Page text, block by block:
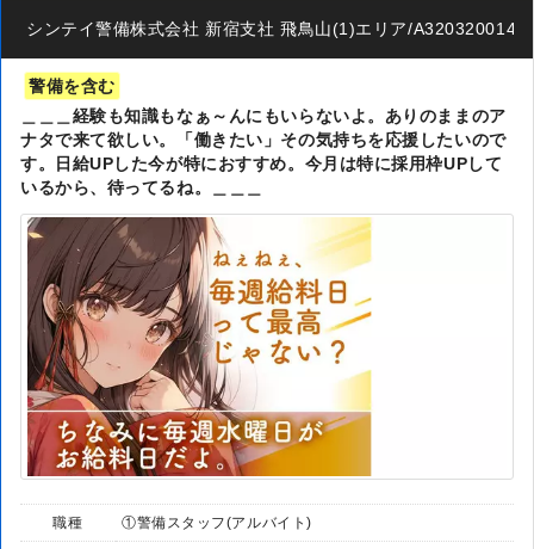
シンテイ警備株式会社 新宿支社 飛鳥山(1)エリア/A3203200140
警備を含む
＿＿＿経験も知識もなぁ～んにもいらないよ。ありのままのア
ナタで来て欲しい。「働きたい」その気持ちを応援したいので
す。日給UPした今が特におすすめ。今月は特に採用枠UPして
いるから、待ってるね。＿＿＿
職種 ①警備スタッフ(アルバイト)